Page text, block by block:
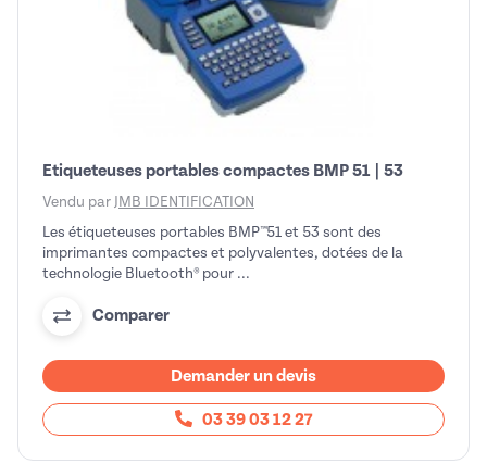
Etiqueteuses portables compactes BMP 51 | 53
Vendu par JMB IDENTIFICATION
Les étiqueteuses portables BMP™51 et 53 sont des
imprimantes compactes et polyvalentes, dotées de la
technologie Bluetooth® pour ...
Comparer
Demander un devis
03 39 03 12 27